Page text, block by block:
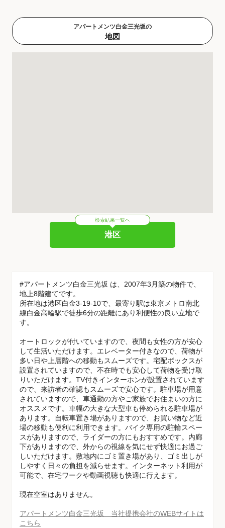
アパートメンツ白金三光坂の
地図
検索結果一覧へ
港区
#アパートメンツ白金三光坂 は、2007年3月築の物件で、
地上8階建てです。
所在地は港区白金3-19-10で、最寄り駅は東京メトロ南北
線白金高輪駅で徒歩6分の距離にあり利便性の良い立地で
す。
オートロックが付いていますので、夜間も女性の方が安心
して生活いただけます。エレベーター付きなので、荷物が
多い日や上層階への移動もスムーズです。宅配ボックスが
設置されていますので、不在時でも安心して荷物を受け取
りいただけます。TV付きインターホンが設置されています
ので、来訪者の確認もスムーズで安心です。駐車場が用意
されていますので、車通勤の方やご家族でお住まいの方に
オススメです。車幅の大きな大型車も停められる駐車場が
あります。自転車置き場がありますので、お買い物など近
場の移動も便利に利用できます。バイク専用の駐輪スペー
スがありますので、ライダーの方にもおすすめです。内廊
下がありますので、外からの視線を気にせず快適にお過ご
しいただけます。敷地内にゴミ置き場があり、ゴミ出しが
しやすく日々の負担を減らせます。インターネット利用が
可能で、在宅ワークや動画視聴も快適に行えます。
現在空室はありません。
アパートメンツ白金三光坂 当社提携会社のWEBサイトは
こちら